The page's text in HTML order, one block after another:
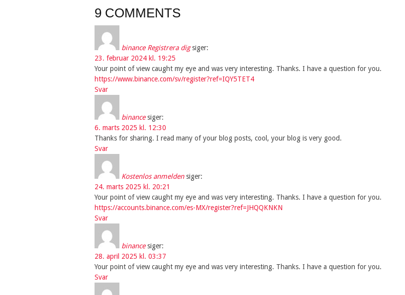
9 COMMENTS
binance Registrera dig siger:
23. februar 2024 kl. 19:25
Your point of view caught my eye and was very interesting. Thanks. I have a question for you.
https://www.binance.com/sv/register?ref=IQY5TET4
Svar
binance siger:
6. marts 2025 kl. 12:30
Thanks for sharing. I read many of your blog posts, cool, your blog is very good.
Svar
Kostenlos anmelden siger:
24. marts 2025 kl. 20:21
Your point of view caught my eye and was very interesting. Thanks. I have a question for you.
https://accounts.binance.com/es-MX/register?ref=JHQQKNKN
Svar
binance siger:
28. april 2025 kl. 03:37
Your point of view caught my eye and was very interesting. Thanks. I have a question for you.
Svar